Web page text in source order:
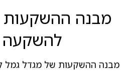
מבנה ההשקעות
להשקעה
מבנה ההשקעות של מגדל גמל